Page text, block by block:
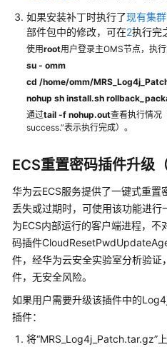
作
指
南
（LTS
版）
组
件
作
南
（普
通
版）
最
实
践
如果安装补丁时执行了现有集
部件包中的修改，可在2执行完
使用root用户登录主OMS节点，执行
su - omm
cd /home/omm/
nohup sh install.sh
通过tail -f nohup.out查看执行情况
success.”表示执行完成）。
ECS重置密码插件升级（
华为云ECS服务提供了一键式重
丢失或过期时，可使用该功能进
为ECS内部运行的客户端进程，
码插件
件，经华为云安全实验室分析验证
件，无安全风险。
如果用户需要升级该插件中的
插件：
将“MRS_Log4j_Patch.tar.gz”